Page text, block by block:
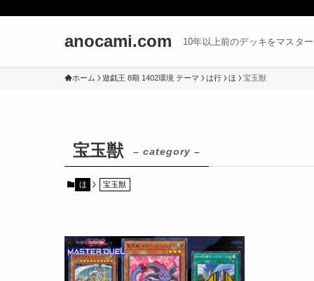
anocami.com 10年以上前のデッキをマスタ
ホーム 遊戯王 8期 1402環境 テーマ は行 ほ 宝玉獣
宝玉獣 – category –
ほ 宝玉獣